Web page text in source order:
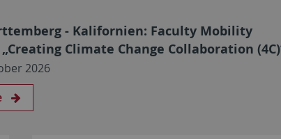
- Kalifornien: Faculty Mobility
Climate Change Collaboration
2026